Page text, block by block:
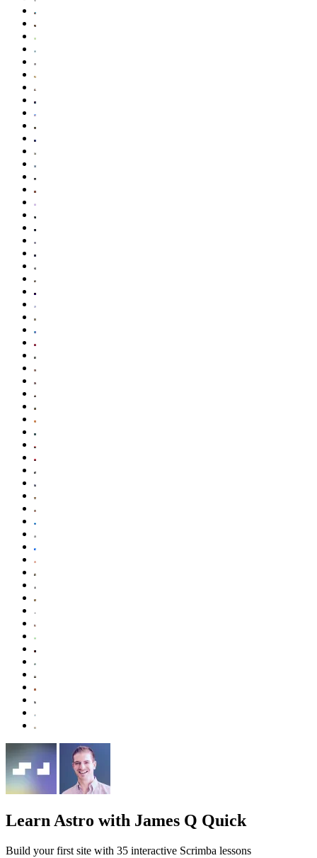
Learn Astro with James Q Quick
Build your first site with 35 interactive Scrimba lessons